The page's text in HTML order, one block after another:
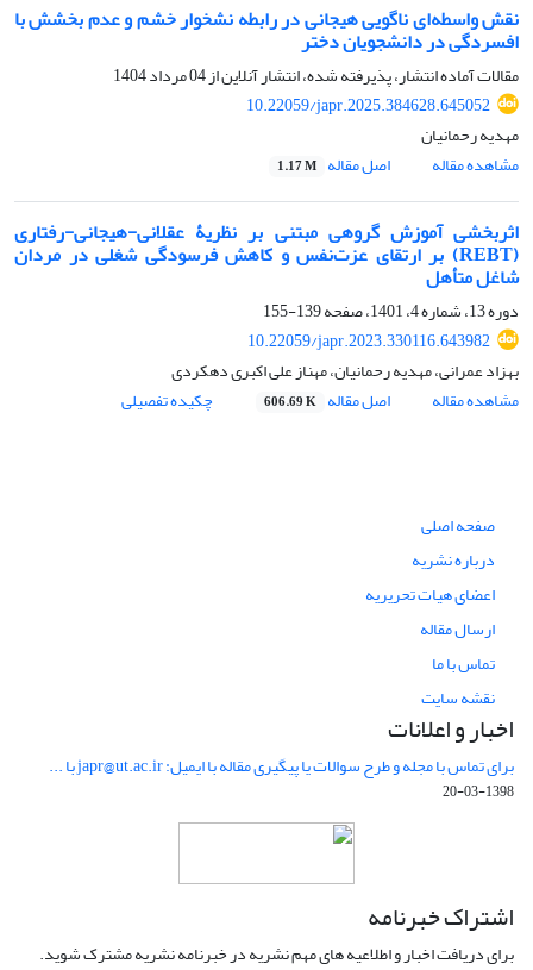
نقش واسطه‌ای ناگویی هیجانی در رابطه نشخوار خشم و عدم بخشش با
افسردگی در دانشجویان دختر
مقالات آماده انتشار، پذیرفته شده، انتشار آنلاین از04 مرداد 1404
10.22059/japr.2025.384628.645052
مهدیه رحمانیان
مشاهده مقاله
اصل مقاله 1.17 M
اثربخشی آموزش گروهی مبتنی بر نظریۀ عقلانی-هیجانی-رفتاری
(REBT) بر ارتقای عزت‌نفس و کاهش فرسودگی شغلی در مردان
شاغل متأهل
دوره 13، شماره 4، 1401، صفحه
139-155
10.22059/japr.2023.330116.643982
بهزاد عمرانی، مهدیه رحمانیان، مهناز علی اکبری دهکردی
مشاهده مقاله
اصل مقاله 606.69 K چکیده تفصیلی
صفحه اصلی
درباره نشریه
اعضای هیات تحریریه
ارسال مقاله
تماس با ما
نقشه سایت
اخبار و اعلانات
برای تماس با مجله و طرح سوالات یا پیگیری مقاله با ایمیل: japr@ut.ac.ir با ...
1398-03-20
اشتراک خبرنامه
برای دریافت اخبار و اطلاعیه های مهم نشریه در خبرنامه نشریه مشترک شوید.